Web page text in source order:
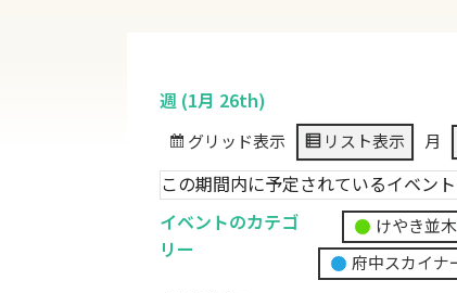
週 (1月 26th)
グリッド表示 リスト表示 月
この期間内に予定されているイベン
イベントのカテゴ
リー
題
けやき並
府中スカイナ